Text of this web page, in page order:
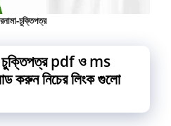
চুক্তিপত্র
চুক্তিপত্রpdf ও ms
করুন নিচের লিংক গুলো